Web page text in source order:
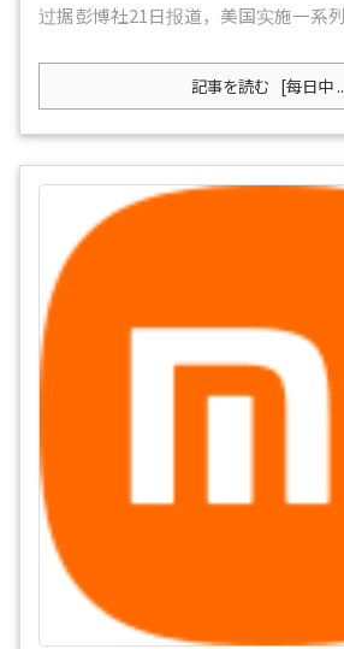
过据彭博社21日报道，美国实施一系
記事を読む [每日中